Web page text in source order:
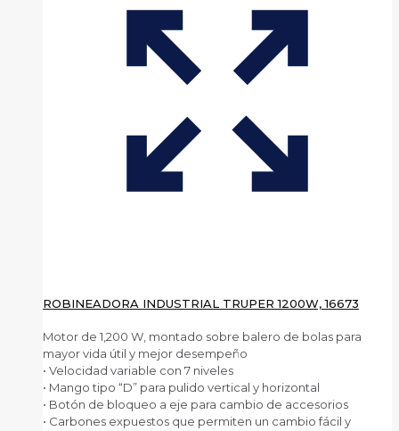
ROBINEADORA INDUSTRIAL TRUPER 1200W, 16673
Motor de 1,200 W, montado sobre balero de bolas para
mayor vida útil y mejor desempeño
• Velocidad variable con 7 niveles
• Mango tipo “D” para pulido vertical y horizontal
• Botón de bloqueo a eje para cambio de accesorios
• Carbones expuestos que permiten un cambio fácil y